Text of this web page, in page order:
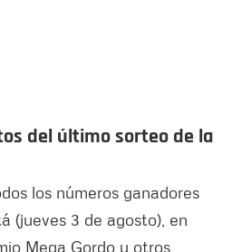
del último sorteo de la
los números ganadores
(jueves 3 de agosto), en
Mega Gordo y otros